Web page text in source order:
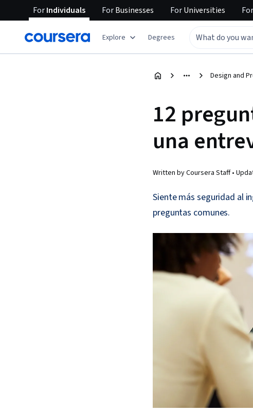
ForIndividuals ForBusinesses ForUniversities For
Explore Degrees
Design and
12
una
Written by Coursera Staff •
Siente más seguridad al
preguntas comunes.